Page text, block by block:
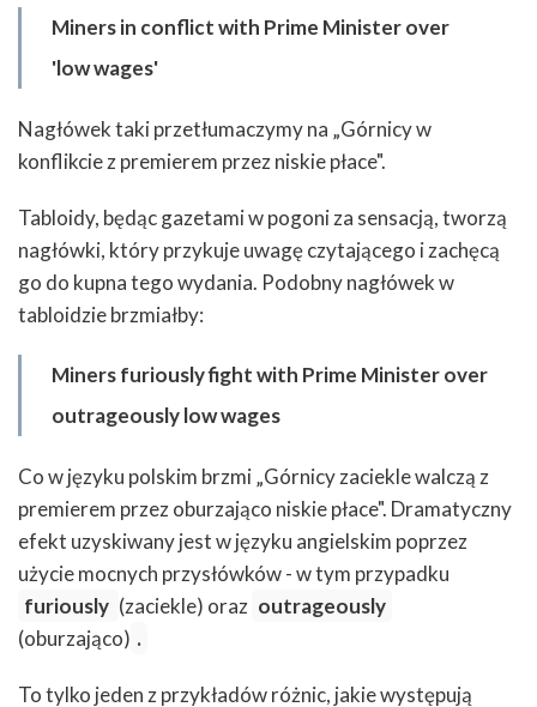
Miners in conflict with Prime Minister over
'low wages'
Nagłówek taki przetłumaczymy na „Górnicy w
konflikcie z premierem przez niskie płace".
Tabloidy, będąc gazetami w pogoni za sensacją, tworzą
nagłówki, który przykuje uwagę czytającego i zachęcą
go do kupna tego wydania. Podobny nagłówek w
tabloidzie brzmiałby:
Miners furiously fight with Prime Minister over
outrageously low wages
Co w języku polskim brzmi „Górnicy zaciekle walczą z
premierem przez oburzająco niskie płace". Dramatyczny
efekt uzyskiwany jest w języku angielskim poprzez
użycie mocnych przysłówków - w tym przypadku
furiously (zaciekle) oraz outrageously
(oburzająco) .
To tylko jeden z przykładów różnic, jakie występują